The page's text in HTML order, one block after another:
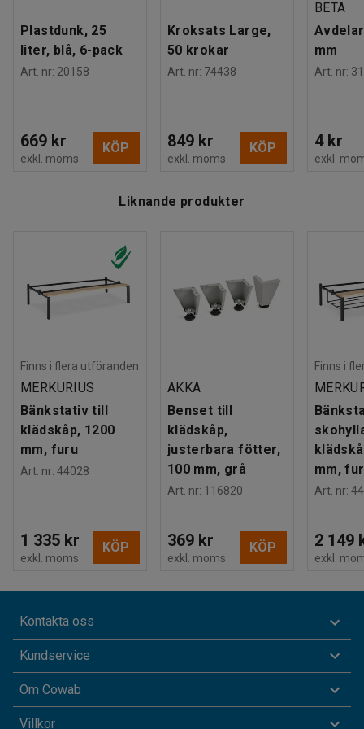
Plastdunk, 25
liter, blå, 6-pack
Art. nr: 20158
669 kr
exkl. moms
KÖP
Kroksats Large,
50 krokar
Art. nr: 74438
849 kr
exkl. moms
KÖP
BETA
mm
Art. nr:
4 kr
exkl.
Liknande produkter
Finns i flera utföranden
MERKURIUS
Bänkstativ till
klädskåp, 1200
mm, furu
Art. nr: 44028
1 335 kr
exkl. moms
KÖP
AKKA
Benset till
klädskåp,
justerbara fötter,
100 mm, grå
Art. nr: 116820
369 kr
exkl. moms
KÖP
Finns i
mm,
Art. nr:
2 149
exkl.
Kontakta oss
Kundservice
Om Cowab
Villkor